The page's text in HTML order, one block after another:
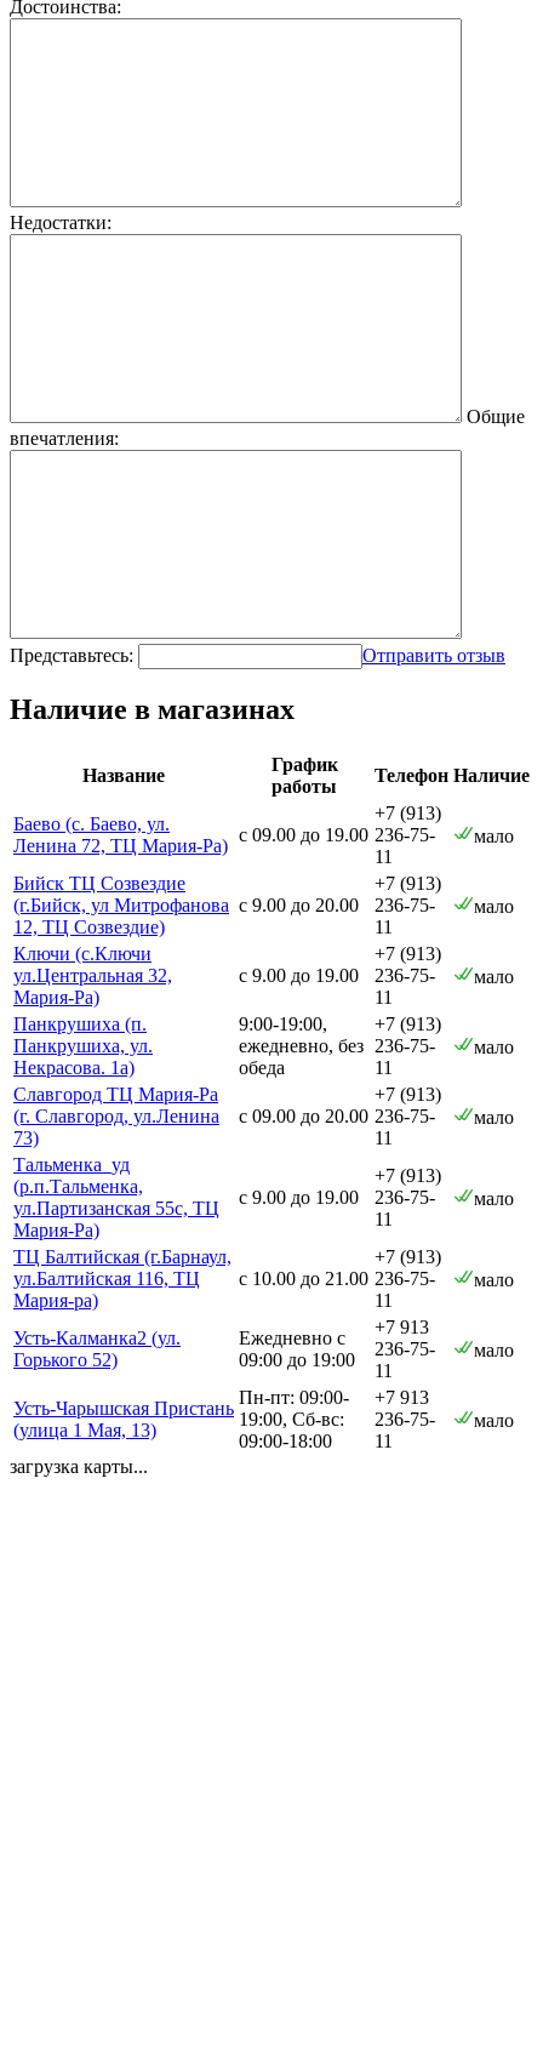
Достоинства:
Недостатки:
Общие
впечатления:
Представьтесь: Отправить отзыв
Наличие в магазинах
Название
График
работы
Телефон Наличие
Баево (с. Баево, ул.
Ленина 72, ТЦ Мария-Ра)
с 09.00 до 19.00
+7 (913)
236-75-
11
мало
Бийск ТЦ Созвездие
(г.Бийск, ул Митрофанова
12, ТЦ Созвездие)
с 9.00 до 20.00
+7 (913)
236-75-
11
мало
Ключи (с.Ключи
ул.Центральная 32,
Мария-Ра)
с 9.00 до 19.00
+7 (913)
236-75-
11
мало
Панкрушиха (п.
Панкрушиха, ул.
Некрасова. 1а)
9:00-19:00,
ежедневно, без
обеда
+7 (913)
236-75-
11
мало
Славгород ТЦ Мария-Ра
(г. Славгород, ул.Ленина
73)
с 09.00 до 20.00
+7 (913)
236-75-
11
мало
Тальменка_уд
(р.п.Тальменка,
ул.Партизанская 55с, ТЦ
Мария-Ра)
с 9.00 до 19.00
+7 (913)
236-75-
11
мало
ТЦ Балтийская (г.Барнаул,
ул.Балтийская 116, ТЦ
Мария-ра)
с 10.00 до 21.00
+7 (913)
236-75-
11
мало
Усть-Калманка2 (ул.
Горького 52)
Ежедневно с
09:00 до 19:00
+7 913
236-75-
11
мало
Усть-Чарышская Пристань
(улица 1 Мая, 13)
Пн-пт: 09:00-
19:00, Сб-вс:
09:00-18:00
+7 913
236-75-
11
мало
загрузка карты...